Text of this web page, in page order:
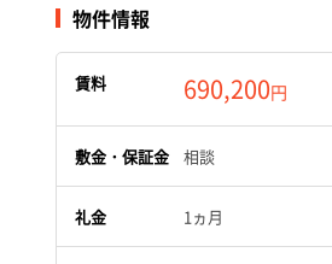
物件情報
賃料 690,200円
敷金・保証金 相談
礼金 1ヵ月